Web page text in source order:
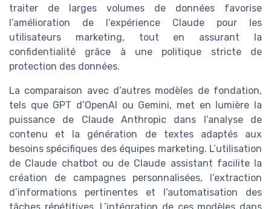
traiter de larges volumes de données favorise
l’amélioration de l’expérience Claude pour les
utilisateurs marketing, tout en assurant la
confidentialité grâce à une politique stricte de
protection des données.
La comparaison avec d’autres modèles de fondation,
tels que GPT d’OpenAI ou Gemini, met en lumière la
puissance de Claude Anthropic dans l’analyse de
contenu et la génération de textes adaptés aux
besoins spécifiques des équipes marketing. L’utilisation
de Claude chatbot ou de Claude assistant facilite la
création de campagnes personnalisées, l’extraction
d’informations pertinentes et l’automatisation des